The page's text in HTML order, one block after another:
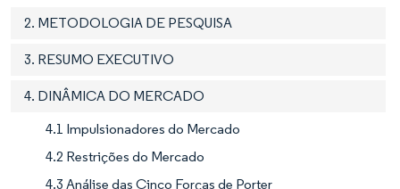
2. METODOLOGIA DE PESQUISA
3. RESUMO EXECUTIVO
4. DINÂMICA DO MERCADO
4.1 Impulsionadores do Mercado
4.2 Restrições do Mercado
4.3 Análise das Cinco Forças de Porter